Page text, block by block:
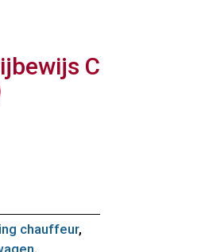
C
chauffeur,